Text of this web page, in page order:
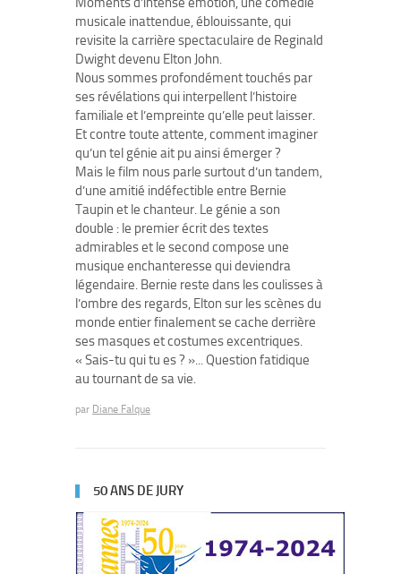
musicale inattendue, éblouissante, qui
revisite la carrière spectaculaire de Reginald
Dwight devenu Elton John.
Nous sommes profondément touchés par
ses révélations qui interpellent l’histoire
familiale et l’empreinte qu’elle peut laisser.
Et contre toute attente, comment imaginer
qu’un tel génie ait pu ainsi émerger ?
Mais le film nous parle surtout d’un tandem,
d’une amitié indéfectible entre Bernie
Taupin et le chanteur. Le génie a son
double : le premier écrit des textes
admirables et le second compose une
musique enchanteresse qui deviendra
légendaire. Bernie reste dans les coulisses à
l’ombre des regards, Elton sur les scènes du
monde entier finalement se cache derrière
ses masques et costumes excentriques.
« Sais-tu qui tu es ? »... Question fatidique
au tournant de sa vie.
par Diane Falque
50 ANS DE JURY